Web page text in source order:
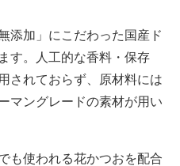
添加」にこだわった国産ド
す。人工的な香料・保存
されておらず、原材料には
マングレードの素材が用い
も使われる花かつおを配合